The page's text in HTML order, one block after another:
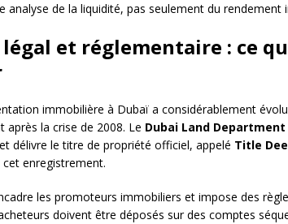
analyse de la liquidité, pas seulement du rendement
légal et réglementaire : ce
immobilière à Dubaï a considérablement
après la crise de 2008. Le Dubai Land Department
délivre le titre de propriété officiel, appelé Title
cet enregistrement.
les promoteurs immobiliers et impose des
doivent être déposés sur des comptes